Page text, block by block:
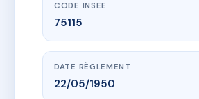
CODE INSEE
75115
DATE RÈGLEMENT
22/05/1950